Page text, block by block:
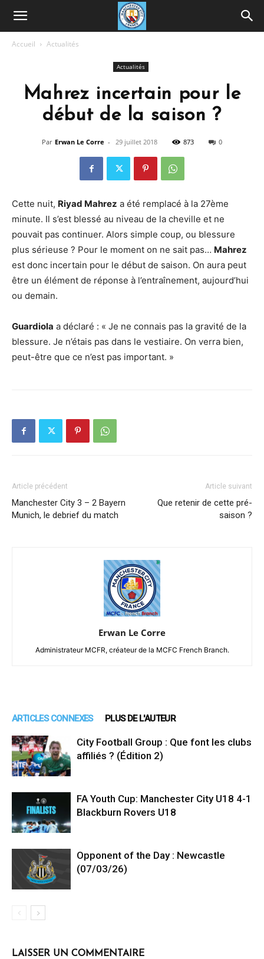
Accueil Actualités
Actualités
Mahrez incertain pour le
début de la saison ?
Par Erwan Le Corre - 29 juillet 2018 873 0
Cette nuit, Riyad Mahrez a été remplacé à la 27ème
minute. Il s’est blessé au niveau de la cheville et ne
pouvait pas continuer. Alors simple coup, ou blessure
plus sérieuse ? Pour le moment on ne sait pas… Mahrez
est donc incertain pour le début de saison. On aura peut
être un élément de réponse à l’entraînement, aujourd’hui
ou demain.
Guardiola a déclaré : « Je ne connais pas la gravité de la
blessure. Je n’étais pas dans le vestiaire. On verra bien,
peut-être que ce n’est pas important. »
Article précédent
Manchester City 3 – 2 Bayern
Munich, le debrief du match
Article suivant
Que retenir de cette pré-
saison ?
Erwan Le Corre
Administrateur MCFR, créateur de la MCFC French Branch.
ARTICLES CONNEXES PLUS DE L'AUTEUR
City Football Group : Que font les clubs
affiliés ? (Édition 2)
FA Youth Cup: Manchester City U18 4-1
Blackburn Rovers U18
Opponent of the Day : Newcastle
(07/03/26)
LAISSER UN COMMENTAIRE